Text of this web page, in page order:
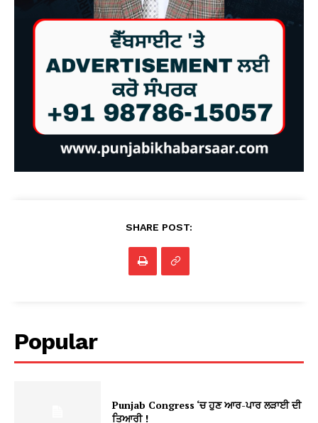
SHARE POST:
Popular
Punjab Congress ‘ਚ ਹੁਣ ਆਰ-ਪਾਰ ਲੜਾਈ ਦੀ
ਤਿਆਰੀ !